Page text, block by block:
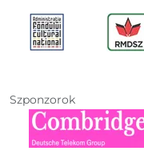
Szponzorok